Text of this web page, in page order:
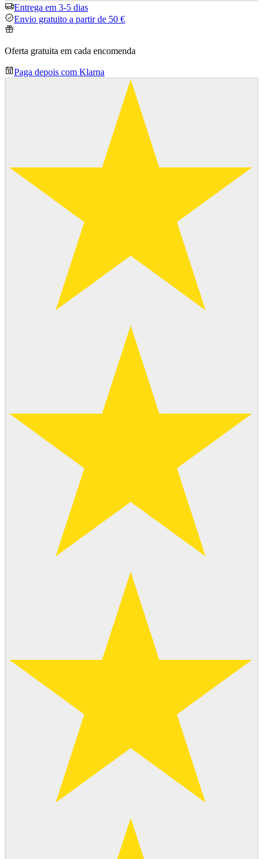
Entrega em 3-5 dias
Envio gratuito a partir de 50 €
Oferta gratuita em cada encomenda
Paga depois com Klarna